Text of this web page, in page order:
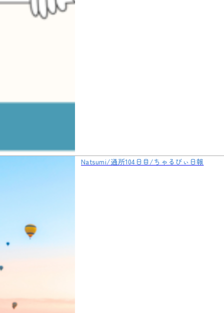
Natsumi/通所104日目/ちゃるびぃ日報